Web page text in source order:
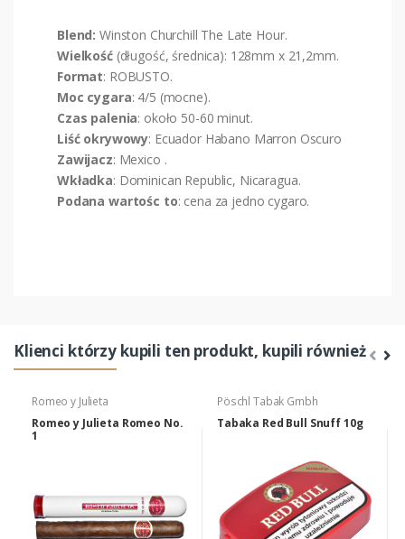
Blend: Winston Churchill The Late Hour.
Wielkość (długość, średnica): 128mm x 21,2mm.
Format: ROBUSTO.
Moc cygara: 4/5 (mocne).
Czas palenia: około 50-60 minut.
Liść okrywowy: Ecuador Habano Marron Oscuro
Zawijacz: Mexico .
Wkładka: Dominican Republic, Nicaragua.
Podana wartośc to: cena za jedno cygaro.
Klienci którzy kupili ten produkt, kupili również
Romeo y Julieta
Romeo y Julieta Romeo No.
1
Pöschl Tabak Gmbh
Tabaka Red Bull Snuff 10g